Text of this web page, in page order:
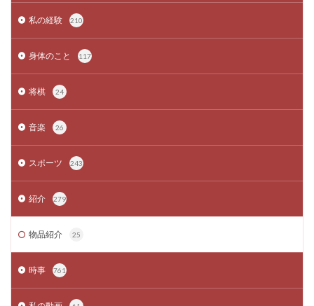
私の経験 210
身体のこと 117
将棋 24
音楽 26
スポーツ 243
紹介 279
物品紹介 25
時事 761